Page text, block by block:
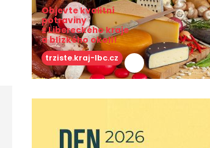
Objevte kvalitní
potraviny
z Libereckého kraje
a blízkého okolí!
trziste.kraj-lbc.cz